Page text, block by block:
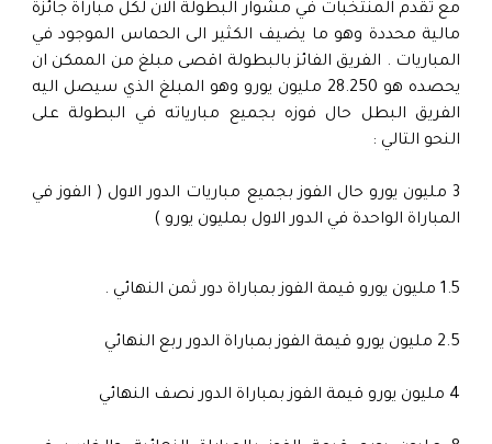
مع تقدم المنتخبات في مشوار البطولة الان لكل مباراة جائزة
مالية محددة وهو ما يضيف الكثير الى الحماس الموجود في
المباريات . الفريق الفائز بالبطولة اقصى مبلغ من الممكن ان
يحصده هو 28.250 مليون يورو وهو المبلغ الذي سيصل اليه
الفريق البطل حال فوزه بجميع مبارياته في البطولة على
النحو التالي :
3 مليون يورو حال الفوز بجميع مباريات الدور الاول ( الفوز في
المباراة الواحدة في الدور الاول بمليون يورو )
1.5 مليون يورو قيمة الفوز بمباراة دور ثمن النهائي .
2.5 مليون يورو قيمة الفوز بمباراة الدور ربع النهائي
4 مليون يورو قيمة الفوز بمباراة الدور نصف النهائي